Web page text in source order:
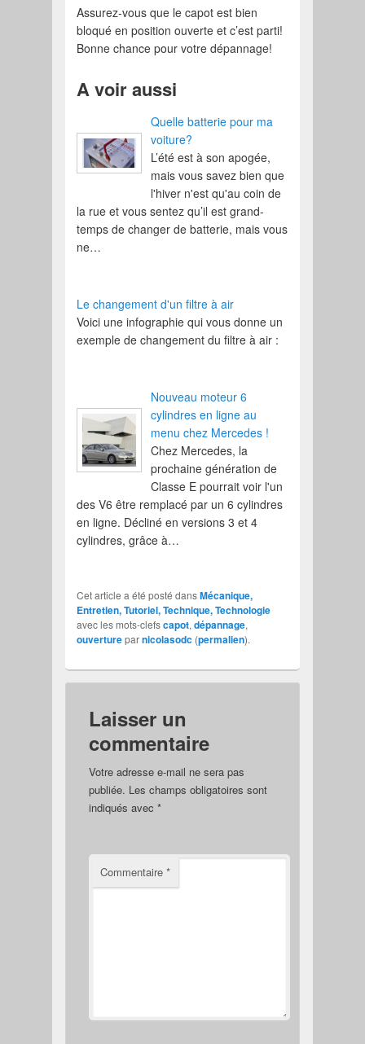
Assurez-vous que le capot est bien
bloqué en position ouverte et c’est parti!
Bonne chance pour votre dépannage!
A voir aussi
Quelle batterie pour ma
voiture?
L’été est à son apogée,
mais vous savez bien que
l'hiver n'est qu'au coin de
la rue et vous sentez qu’il est grand-
temps de changer de batterie, mais vous
ne…
Le changement d'un filtre à air
Voici une infographie qui vous donne un
exemple de changement du filtre à air :
Nouveau moteur 6
cylindres en ligne au
menu chez Mercedes !
Chez Mercedes, la
prochaine génération de
Classe E pourrait voir l'un
des V6 être remplacé par un 6 cylindres
en ligne. Décliné en versions 3 et 4
cylindres, grâce à…
Cet article a été posté dansMécanique,
Entretien, Tutoriel, Technique, Technologie
avec les mots-clefscapot,dépannage,
ouvertureparnicolasodc (permalien).
Laisser un
commentaire
Votre adresse e-mail ne sera pas
publiée. Les champs obligatoires sont
indiqués avec *
Commentaire *